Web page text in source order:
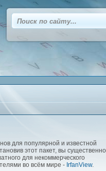
для популярной и известной
этот пакет, вы существенно
для некоммерческого
во всём мире - IrfanView.